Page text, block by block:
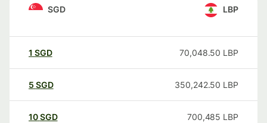
SGD LBP
1 SGD 70,048.50 LBP
5 SGD 350,242.50 LBP
10SGD 700,485 LBP